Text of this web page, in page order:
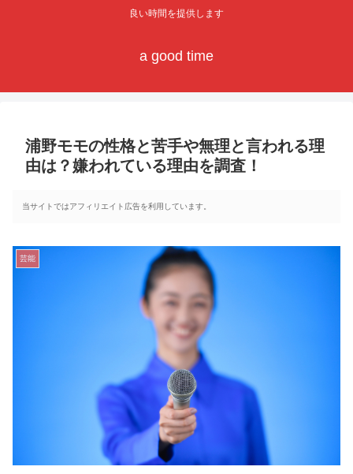
良い時間を提供します
a good time
浦野モモの性格と苦手や無理と言われる理
由は？嫌われている理由を調査！
当サイトではアフィリエイト広告を利用しています。
芸能